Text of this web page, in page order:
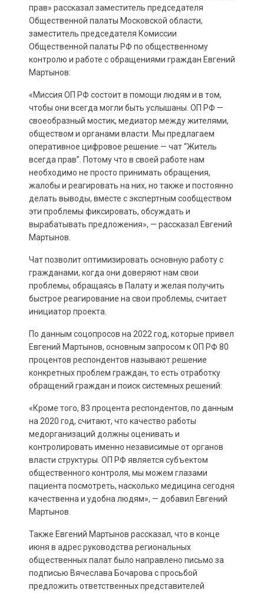
прав» рассказал заместитель председателя
Общественной палаты Московской области,
заместитель председателя Комиссии
Общественной палаты РФ по общественному
контролю и работе с обращениями граждан Евгений
Мартынов:
«Миссия ОП РФ состоит в помощи людям и в том,
чтобы они всегда могли быть услышаны. ОП РФ —
своеобразный мостик, медиатор между жителями,
обществом и органами власти. Мы предлагаем
оперативное цифровое решение — чат “Житель
всегда прав”. Потому что в своей работе нам
необходимо не просто принимать обращения,
жалобы и реагировать на них, но также и постоянно
делать выводы, вместе с экспертным сообществом
эти проблемы фиксировать, обсуждать и
вырабатывать предложения», — рассказал Евгений
Мартынов.
Чат позволит оптимизировать основную работу с
гражданами, когда они доверяют нам свои
проблемы, обращаясь в Палату и желая получить
быстрое реагирование на свои проблемы, считает
инициатор проекта.
По данным соцопросов на 2022 год, которые привел
Евгений Мартынов, основным запросом к ОП РФ 80
процентов респондентов называют решение
конкретных проблем граждан, то есть отработку
обращений граждан и поиск системных решений:
«Кроме того, 83 процента респондентов, по данным
на 2020 год, считают, что качество работы
медорганизаций должны оценивать и
контролировать именно независимые от органов
власти структуры. ОП РФ является субъектом
общественного контроля, мы можем глазами
пациента посмотреть, насколько медицина сегодня
качественна и удобна людям», — добавил Евгений
Мартынов.
Также Евгений Мартынов рассказал, что в конце
июня в адрес руководства региональных
общественных палат было направлено письмо за
подписью Вячеслава Бочарова с просьбой
предложить ответственных представителей